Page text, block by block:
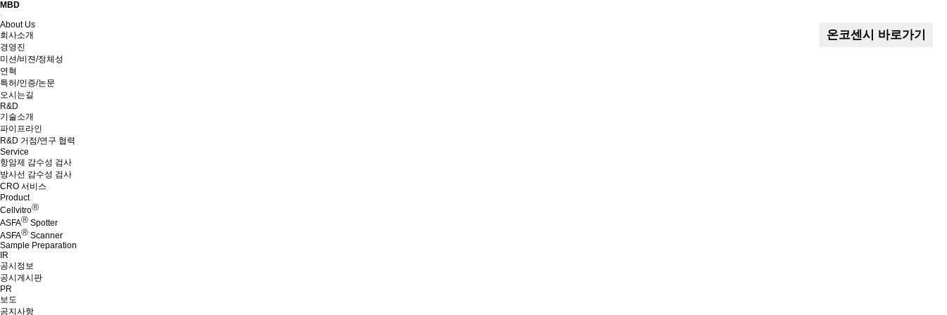
MBD
Menu
About Us
회사소개
경영진
미션/비젼/정체성
연혁
특허/인증/논문
오시는길
R&D
기술소개
파이프라인
R&D 거점/연구 협력
Service
항암제 감수성 검사
방사선 감수성 검사
CRO 서비스
Product
CellvitroⓇ
ASFAⓇ Spotter
ASFAⓇ Scanner
Sample Preparation
IR
공시정보
공시게시판
PR
보도
공지사항
온코센시 바로가기